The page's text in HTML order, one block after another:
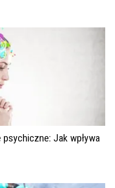
Jak wpływa